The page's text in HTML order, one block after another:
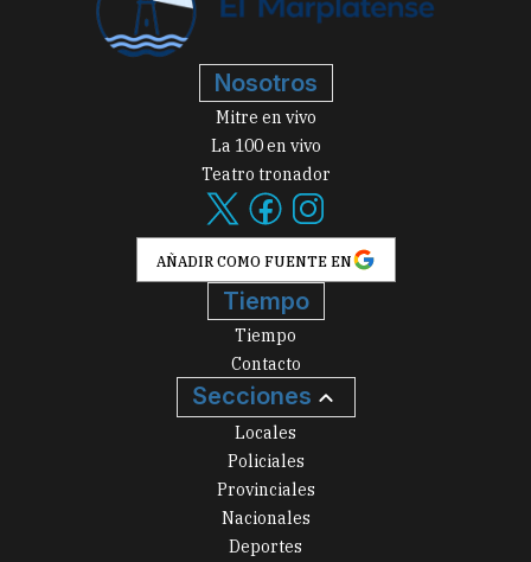
Nosotros
Mitre en vivo
La 100 en vivo
Teatro tronador
AÑADIR COMO FUENTE EN
Tiempo
Tiempo
Contacto
Secciones
Locales
Policiales
Provinciales
Nacionales
Deportes